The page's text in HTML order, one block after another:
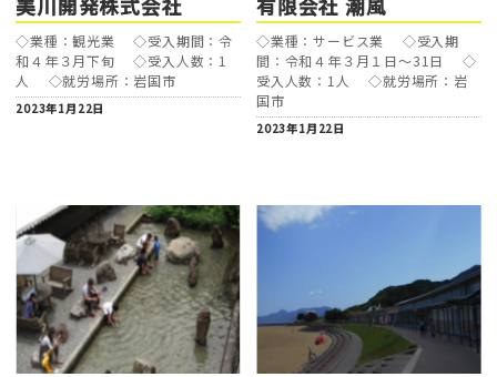
美川開発株式会社
◇業種：観光業 ◇受入期間：令
和４年３月下旬 ◇受入人数：1
人 ◇就労場所：岩国市
2023年1月22日
有限会社 潮風
◇業種：サービス業 ◇受入期
間：令和４年３月１日～31日 ◇
受入人数：1人 ◇就労場所：岩
国市
2023年1月22日